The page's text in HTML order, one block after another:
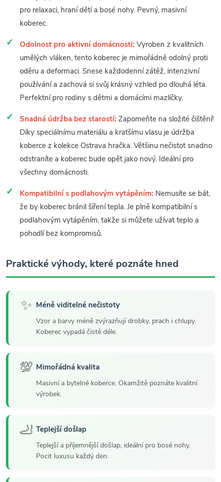
pro relaxaci, hraní dětí a bosé nohy. Pevný, masivní
koberec.
Odolnost pro aktivní domácnosti: Vyroben z kvalitních
umělých vláken, tento koberec je mimořádně odolný proti
oděru a deformaci. Snese každodenní zátěž, intenzivní
používání a zachová si svůj krásný vzhled po dlouhá léta.
Perfektní pro rodiny s dětmi a domácími mazlíčky.
Snadná údržba bez starostí: Zapomeňte na složité čištění!
Díky speciálnímu materiálu a kratšímu vlasu je údržba
koberce z kolekce Ostrava hračka. Většinu nečistot snadno
odstraníte a koberec bude opět jako nový. Ideální pro
všechny domácnosti.
Kompatibilní s podlahovým vytápěním: Nemusíte se bát,
že by koberec bránil šíření tepla. Je plně kompatibilní s
podlahovým vytápěním, takže si můžete užívat teplo a
pohodlí bez kompromisů.
Praktické výhody, které poznáte hned
✨ Méně viditelné nečistoty
Vzor a barvy méně zvýrazňují drobky, prach i chlupy.
Koberec vypadá čistě déle.
💯 Mimořádná kvalita
Masivní a bytelné koberce. Okamžitě poznáte kvalitní
výrobek.
🦶 Teplejší došlap
Teplejší a příjemnější došlap, ideální pro bosé nohy.
Pocit luxusu každý den.